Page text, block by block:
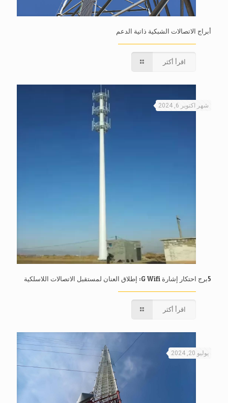
أبراج الاتصالات الشبكية ذاتية الدعم
اقرأ أكثر
شهر اكتوبر 6, 2024
5برج احتكار إشارة G Wifi: إطلاق العنان لمستقبل الاتصالات اللاسلكية
اقرأ أكثر
يوليو 20, 2024